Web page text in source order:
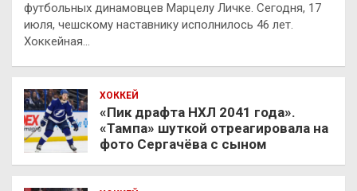
футбольных динамовцев Марцелу Личке. Сегодня, 17
июля, чешскому наставнику исполнилось 46 лет.
Хоккейная…
ХОККЕЙ
«Пик драфта НХЛ 2041 года».
«Тампа» шуткой отреагировала на
фото Сергачёва с сыном